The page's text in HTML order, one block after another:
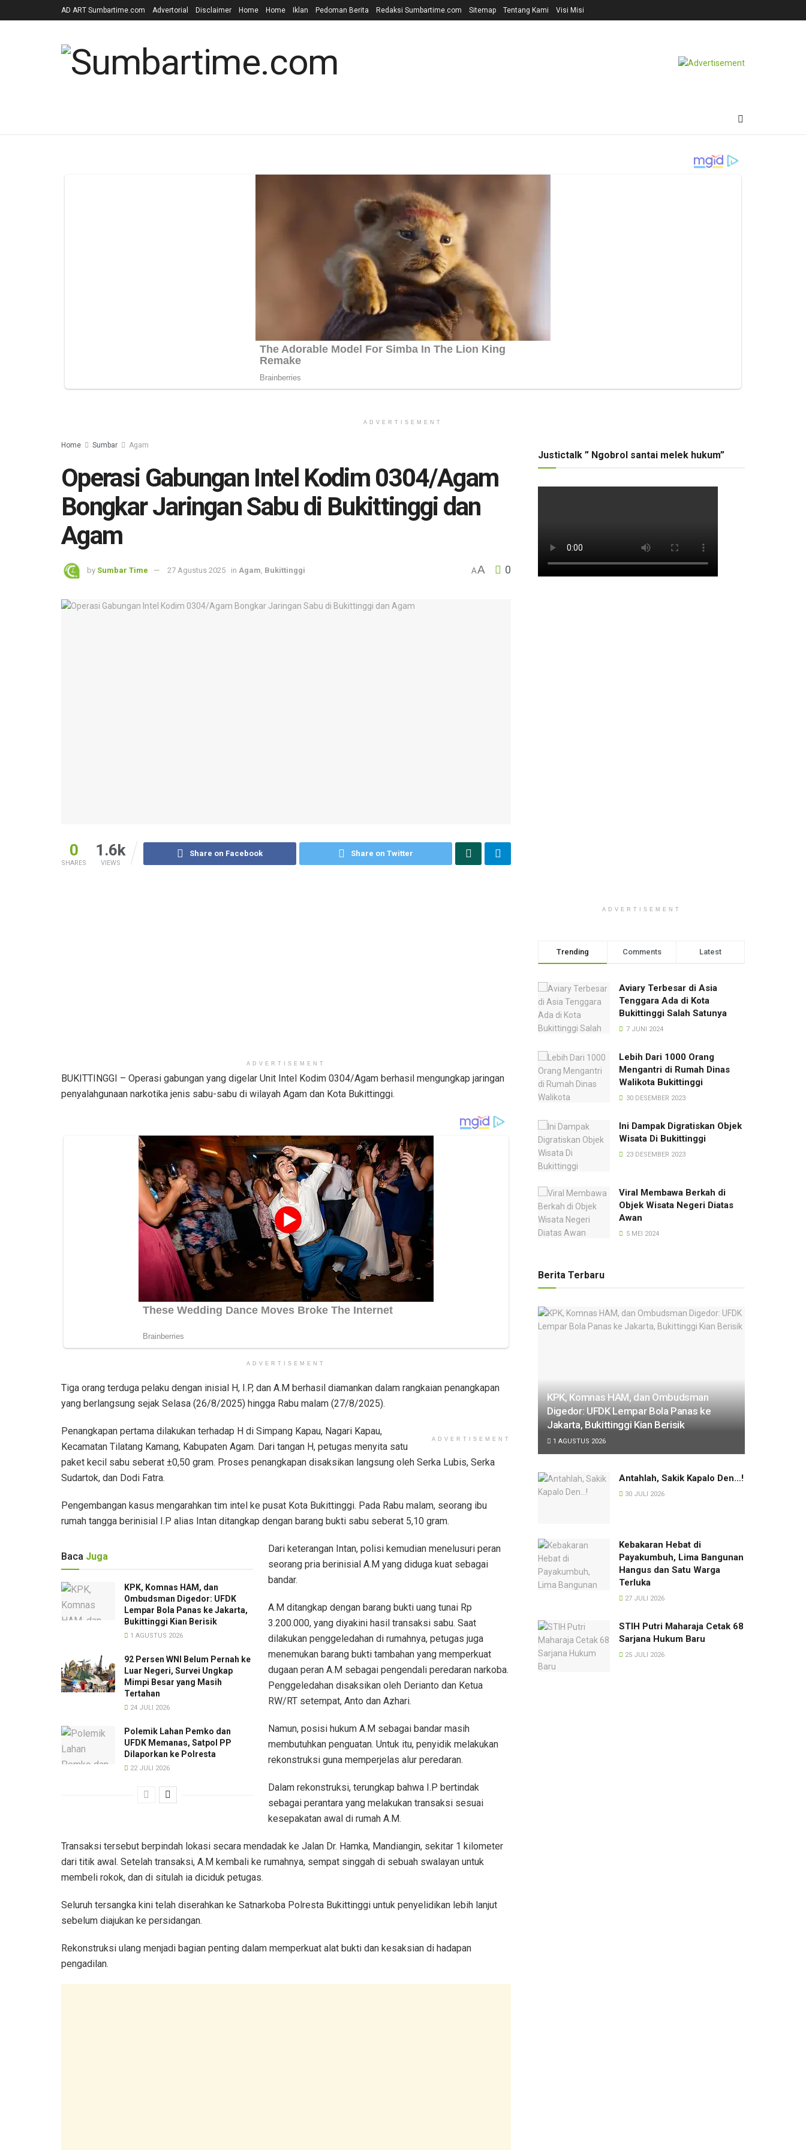
AD ART Sumbartime.com Advertorial Disclaimer Home Home Iklan Pedoman Berita Redaksi Sumbartime.com Sitemap Tentang Kami Visi Misi
ADVERTISEMENT
Home Sumbar Agam
Operasi Gabungan Intel Kodim 0304/Agam
Bongkar Jaringan Sabu di Bukittinggi dan
Agam
by Sumbar Time 27 Agustus 2025 in Agam Bukittinggi AA 0
0
SHARES
1.6k
VIEWS
Share on Facebook Share on Twitter
ADVERTISEMENT
BUKITTINGGI – Operasi gabungan yang digelar Unit Intel Kodim 0304/Agam berhasil mengungkap jaringan
penyalahgunaan narkotika jenis sabu-sabu di wilayah Agam dan Kota Bukittinggi.
ADVERTISEMENT
Tiga orang terduga pelaku dengan inisial H, I.P, dan A.M berhasil diamankan dalam rangkaian penangkapan
yang berlangsung sejak Selasa (26/8/2025) hingga Rabu malam (27/8/2025).
ADVERTISEMENT
Penangkapan pertama dilakukan terhadap H di Simpang Kapau, Nagari Kapau,
Kecamatan Tilatang Kamang, Kabupaten Agam. Dari tangan H, petugas menyita satu
paket kecil sabu seberat ±0,50 gram. Proses penangkapan disaksikan langsung oleh Serka Lubis, Serka
Sudartok, dan Dodi Fatra.
Pengembangan kasus mengarahkan tim intel ke pusat Kota Bukittinggi. Pada Rabu malam, seorang ibu
rumah tangga berinisial I.P alias Intan ditangkap dengan barang bukti sabu seberat 5,10 gram.
Baca Juga
KPK, Komnas HAM, dan
Ombudsman Digedor: UFDK
Lempar Bola Panas ke Jakarta,
Bukittinggi Kian Berisik
1 AGUSTUS 2026
92 Persen WNI Belum Pernah ke
Luar Negeri, Survei Ungkap
Mimpi Besar yang Masih
Tertahan
24 JULI 2026
Polemik Lahan Pemko dan
UFDK Memanas, Satpol PP
Dilaporkan ke Polresta
22 JULI 2026
Dari keterangan Intan, polisi kemudian menelusuri peran
seorang pria berinisial A.M yang diduga kuat sebagai
bandar.
A.M ditangkap dengan barang bukti uang tunai Rp
3.200.000, yang diyakini hasil transaksi sabu. Saat
dilakukan penggeledahan di rumahnya, petugas juga
menemukan barang bukti tambahan yang memperkuat
dugaan peran A.M sebagai pengendali peredaran narkoba.
Penggeledahan disaksikan oleh Derianto dan Ketua
RW/RT setempat, Anto dan Azhari.
Namun, posisi hukum A.M sebagai bandar masih
membutuhkan penguatan. Untuk itu, penyidik melakukan
rekonstruksi guna memperjelas alur peredaran.
Dalam rekonstruksi, terungkap bahwa I.P bertindak
sebagai perantara yang melakukan transaksi sesuai
kesepakatan awal di rumah A.M.
Transaksi tersebut berpindah lokasi secara mendadak ke Jalan Dr. Hamka, Mandiangin, sekitar 1 kilometer
dari titik awal. Setelah transaksi, A.M kembali ke rumahnya, sempat singgah di sebuah swalayan untuk
membeli rokok, dan di situlah ia diciduk petugas.
Seluruh tersangka kini telah diserahkan ke Satnarkoba Polresta Bukittinggi untuk penyelidikan lebih lanjut
sebelum diajukan ke persidangan.
Rekonstruksi ulang menjadi bagian penting dalam memperkuat alat bukti dan kesaksian di hadapan
pengadilan.
Justictalk ” Ngobrol santai melek hukum”
ADVERTISEMENT
Trending Comments Latest
Aviary Terbesar di Asia
Tenggara Ada di Kota
Bukittinggi Salah Satunya
7 JUNI 2024
Lebih Dari 1000 Orang
Mengantri di Rumah Dinas
Walikota Bukittinggi
30 DESEMBER 2023
Ini Dampak Digratiskan Objek
Wisata Di Bukittinggi
23 DESEMBER 2023
Viral Membawa Berkah di
Objek Wisata Negeri Diatas
Awan
5 MEI 2024
Berita Terbaru
KPK, Komnas HAM, dan Ombudsman
Digedor: UFDK Lempar Bola Panas ke
Jakarta, Bukittinggi Kian Berisik
1 AGUSTUS 2026
Antahlah, Sakik Kapalo Den…!
30 JULI 2026
Kebakaran Hebat di
Payakumbuh, Lima Bangunan
Hangus dan Satu Warga
Terluka
27 JULI 2026
STIH Putri Maharaja Cetak 68
Sarjana Hukum Baru
25 JULI 2026